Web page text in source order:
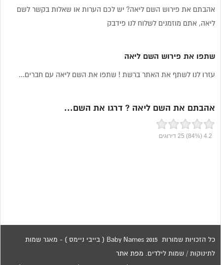
אהבתם את פירוש השם ליאה? יש לכם הערות או שאלות בקשר לשם
ליאה, אתם מוזמנים לשלוח לנו פידבק
שתפו את פירוש השם ליאה
עזרו לנו לשתף את האתר ברשת ! שתפו את השם ליאה עם חברים...
אהבתם את השם ליאה ? דרגו את השם...
4.2
(84%)
25 דירוגים
כל הזכויות שמורות 2015 Baby Names ( בייבי ניימס ) - מאגר שמות
לתינוקות / שמות לילדים. מפת אתר